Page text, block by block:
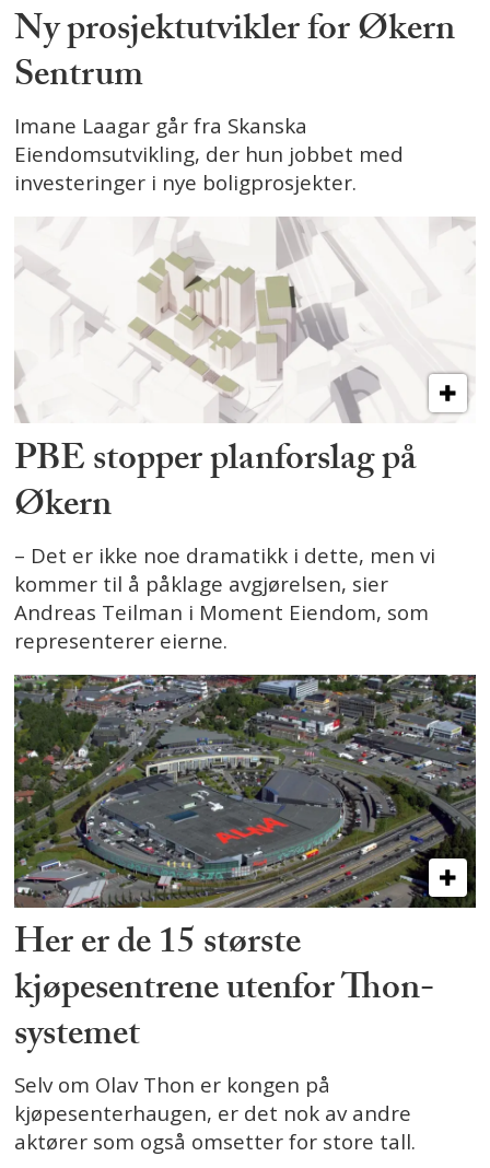
Ny prosjektutvikler for Økern
Sentrum
Imane Laagar går fra Skanska
Eiendomsutvikling, der hun jobbet med
investeringer i nye boligprosjekter.
PBE stopper planforslag på
Økern
– Det er ikke noe dramatikk i dette, men vi
kommer til å påklage avgjørelsen, sier
Andreas Teilman i Moment Eiendom, som
representerer eierne.
Her er de 15 største
kjøpesentrene utenfor Thon-
systemet
Selv om Olav Thon er kongen på
kjøpesenterhaugen, er det nok av andre
aktører som også omsetter for store tall.